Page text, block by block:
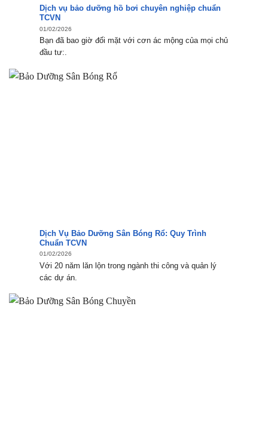
Dịch vụ bảo dưỡng hồ bơi chuyên nghiệp chuẩn
TCVN
01/02/2026
Bạn đã bao giờ đối mặt với cơn ác mộng của mọi chủ
đầu tư:.
Dịch Vụ Bảo Dưỡng Sân Bóng Rổ: Quy Trình
Chuẩn TCVN
01/02/2026
Với 20 năm lăn lộn trong ngành thi công và quản lý
các dự án.